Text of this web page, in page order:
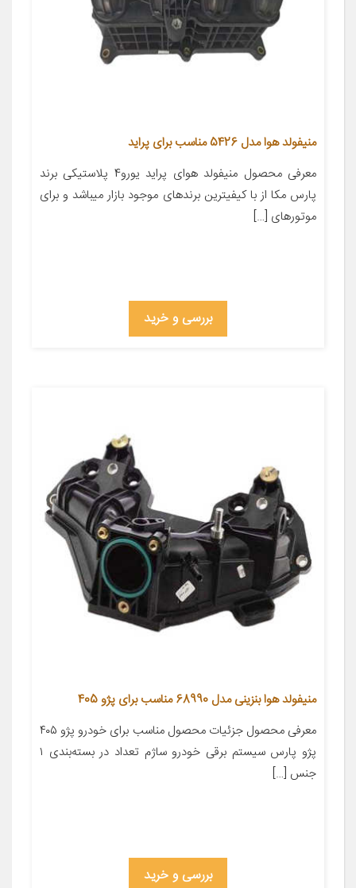
منیفولد هوا مدل 5426 مناسب برای پراید
معرفی محصول منیفولد هوای پراید یورو4 پلاستیکی برند
پارس مکا از با کیفیترین برندهای موجود بازار میباشد و برای
موتورهای […]
بررسی و خرید
منیفولد هوا بنزینی مدل 68990 مناسب برای پژو 405
معرفی محصول جزئیات محصول مناسب برای خودرو پژو ۴۰۵
پژو پارس سیستم برقی خودرو ساژم تعداد در بسته‌بندی ۱
جنس […]
بررسی و خرید